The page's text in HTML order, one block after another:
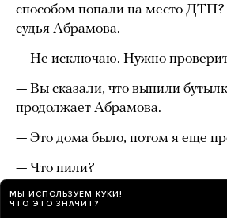
способом попали на место
судья Абрамова.
— Не исключаю. Нужно
— Вы сказали, что выпили
продолжает Абрамова.
— Это дома было, потом я еще
— Что пили?
— Пиво, литр водки еще. Я ходил
МЫ ИСПОЛЬЗУЕМ КУКИ!
ЧТО ЭТО ЗНАЧИТ?